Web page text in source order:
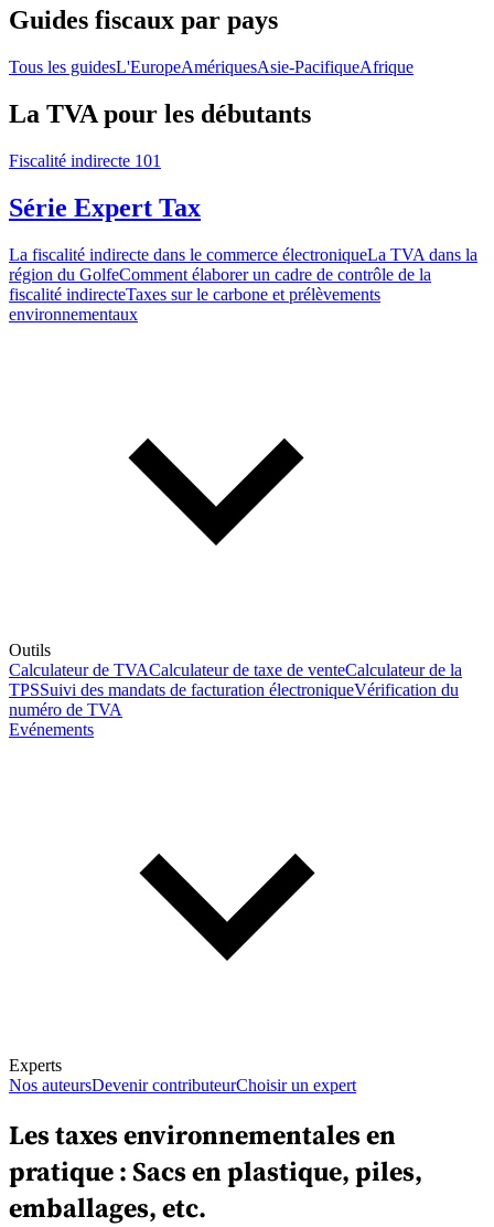
Guides fiscaux par pays
Tous les guidesL'EuropeAmériquesAsie-PacifiqueAfrique
La TVA pour les débutants
Fiscalité indirecte 101
Série Expert Tax
La fiscalité indirecte dans le commerce électroniqueLa TVA dans la
région du GolfeComment élaborer un cadre de contrôle de la
fiscalité indirecteTaxes sur le carbone et prélèvements
environnementaux
Outils
Calculateur de TVACalculateur de taxe de venteCalculateur de la
TPSSuivi des mandats de facturation électroniqueVérification du
numéro de TVA
Evénements
Experts
Nos auteursDevenir contributeurChoisir un expert
En savoir plus sur la fiscalité
Les taxes environnementales en
pratique : Sacs en plastique, piles,
emballages, etc.